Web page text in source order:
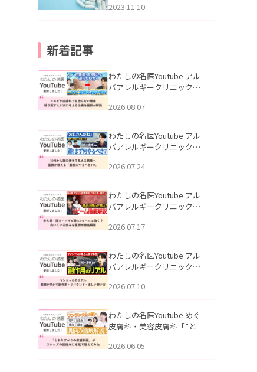
2023.11.10
新着記事
わたしの名医Youtube アル
バアレルギークリニック札
らない理由｜繰り返す人が
説」を公開いたしました。
2026.08.07
わたしの名医Youtube アル
バアレルギークリニック札
える男性へ｜医師が教える
公開いたしました。
2026.07.24
わたしの名医Youtube アル
バアレルギークリニック札
跡にVビームは効く？向いて
説」を公開いたしました。
2026.07.17
わたしの名医Youtube アル
バアレルギークリニック札
医師が明かす副作用・リバ
公開いたしました。
2026.07.10
わたしの名医Youtube めぐ
皮膚科・美容皮膚科「”とお
ッズの肌悩みに本気で答え
2026.06.05